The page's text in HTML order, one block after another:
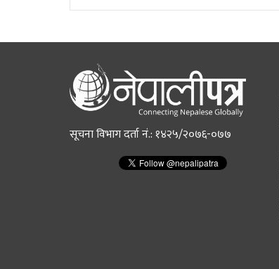
सूचना विभाग दर्ता नं.: १४२५/२०७६-०७७